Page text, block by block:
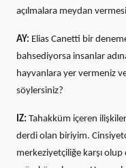
açılmalara meydan
AY: Elias Canetti bir
bahsediyorsa insanlar
hayvanlara yer vermeniz
söylersiniz?
IZ: Tahakküm içeren
derdi olan biriyim.
merkeziyetçiliğe karşı